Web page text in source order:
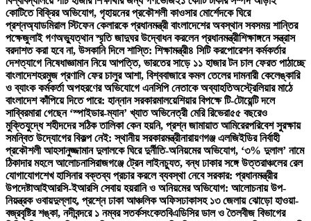
কোটিতে বিক্রির অভিযোগ, গৃহায়নের প্রকৌশলী কাওসার মোর্শেদকে ঘিরে
প্রশ্নঅ্যাডমিরাল স্টিফেন কেলারকে প্রধানমন্ত্রী বাংলাদেশের অবস্থান সবসময় শান্তির
পক্ষেজুলাই গণঅভ্যুত্থান স্মৃতি জাদুঘর উদ্বোধন করলেন প্রধানমন্ত্রীশিক্ষাঙ্গনে সন্ত্রাস
বরদাশত করা হবে না, উসকানি দিলে শাস্তি: শিক্ষামন্ত্রী৪ সিটি করপোরেশন কর্মকর্তার
দেশত্যাগে নিষেধাজ্ঞামান নিয়ে আপত্তি, ভারতের সাড়ে ১১ হাজার টন চাল ফেরত পাঠাচ্ছে
বাংলাদেশহরমুজ প্রণালি ফের চালুর আশা, বিশ্ববাজারে কমল তেলের দামনারী কেলেঙ্কারি
ও ব্যাংক কর্মকর্তা অপহরণের অভিযোগে এনসিপি নেতাকে অব্যাহতিঅস্ট্রেলিয়ার মাঠে
বাংলাদেশ কাঁপিয়ে দিতে পারে: হান্নান সরকারমালয়েশিয়ার বিপক্ষে টি-টোয়েন্টি দলে
সাব্বিরমারা গেছেন ‘স্পাইডার-ম্যান’ খ্যাত অভিনেত্রী মেরি রিভেরা৫৫ বছরেও
মুক্তিযুদ্ধে শহীদদের সঠিক তালিকা কেন হয়নি, প্রশ্ন জামায়াত আমিরেরপরিবেশ সুরক্ষায়
সমন্বিত উদ্যোগের বিকল্প নেই: স্থানীয় সরকারমন্ত্রীনারায়ণগঞ্জ এলজিইডির নির্বাহী
প্রকৌশলী আহসানুজ্জামান দুলালকে ঘিরে দুর্নীতি-অনিয়মের অভিযোগ, ‘৩% দুলাল’ নামে
ঠিকাদার মহলে আলোচনাসিরাজগঞ্জে ট্রেন লাইনচ্যুত, বন্ধ ঢাকার সঙ্গে উত্তরাঞ্চলের রেল
যোগাযোগশেখ হাসিনার বক্তব্য প্রচার করলে ব্যবস্থা নেবে সরকার: প্রধানমন্ত্রীর
উপদেষ্টাআইআরসি-ইআরসি সেবায় হয়রানি ও অনিয়মের অভিযোগ: আলোচনায় উপ-
নিয়ন্ত্রক ওবায়দুল্লাহ, প্রশ্নে ঢাকা আঞ্চলিক অফিসঢাকাসহ ১৩ জেলায় ঝোড়ো হাওয়া-
বজ্রবৃষ্টির শঙ্কা, নদীবন্দরে ১ নম্বর সতর্কসংকেতবিএডিসির ডাল ও তৈলবীজ বিভাগের